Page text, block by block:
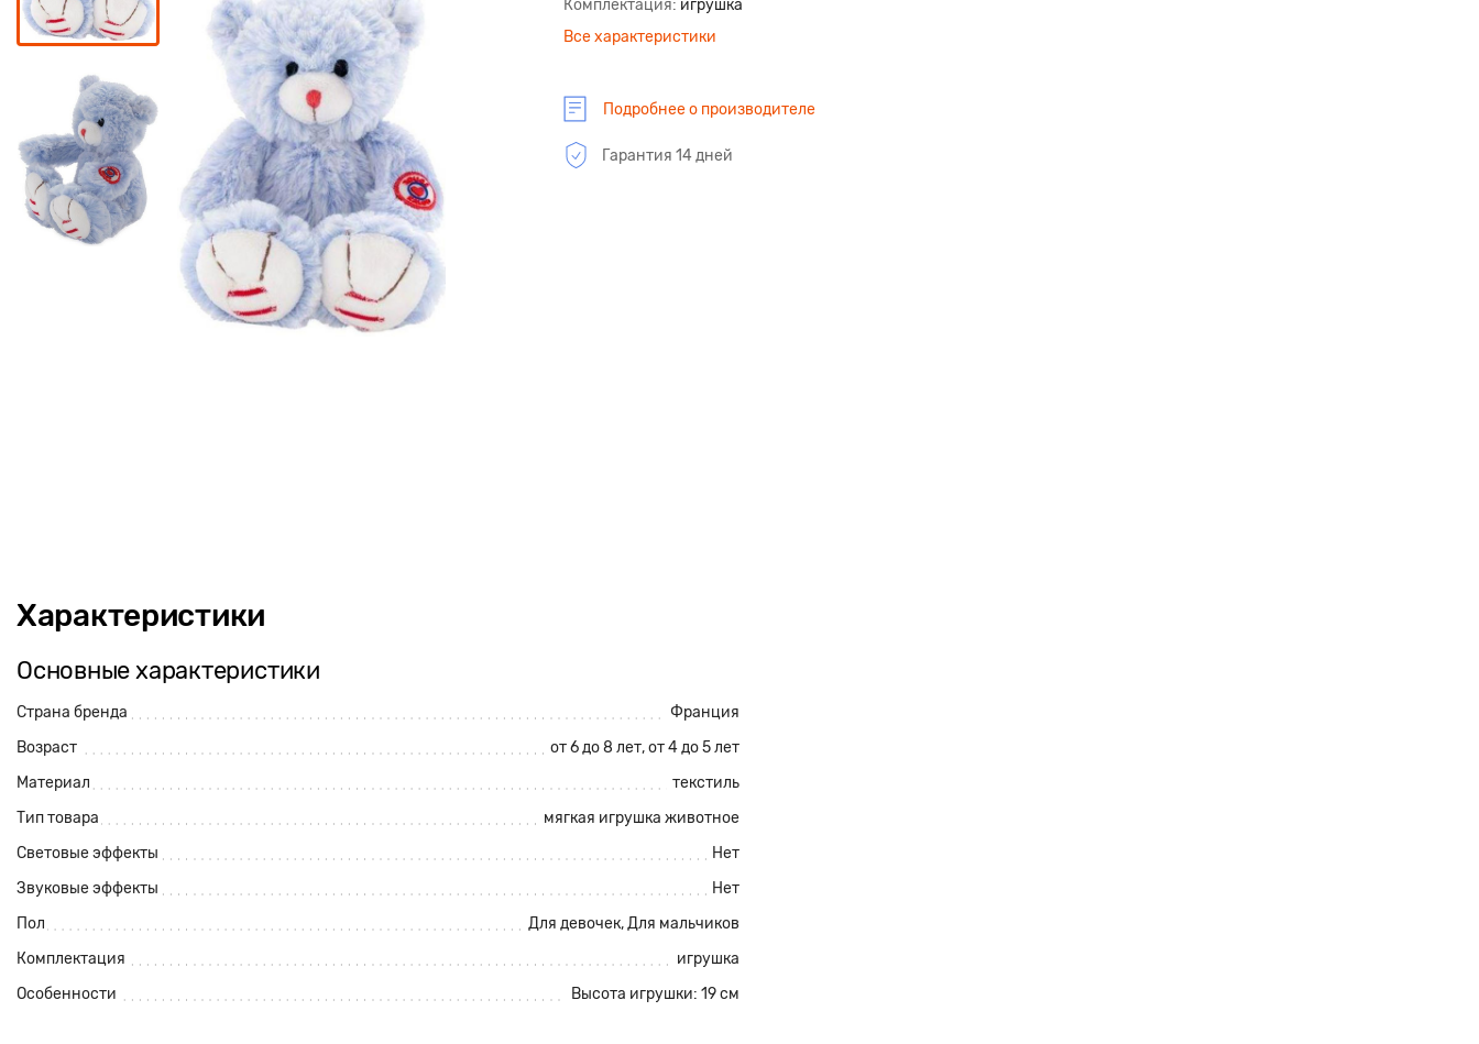
Комплектация игрушка
Все характеристики
Подробнее о производителе
Гарантия 14 дней
Характеристики
Основные характеристики
Страна бренда
Франция
Возраст
от 6 до 8 лет, от 4 до 5 лет
Материал
текстиль
Тип товара
мягкая игрушка животное
Световые эффекты
Нет
Звуковые эффекты
Нет
Пол
Для девочек, Для мальчиков
Комплектация
игрушка
Особенности
Высота игрушки: 19 см